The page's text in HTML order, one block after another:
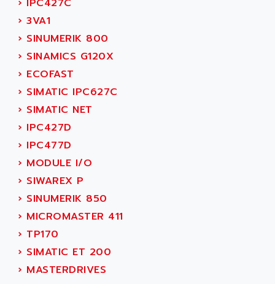
ARGOLUX AS
TSX 21
ALTISTART
TEXT DISPLAY
SIMATIC S5 115U
SINUMERIK 840
SMTBD1
SMT
SMTB
SMT-BSI
CPX37
CE65
ROD 426
SINUMERIK 840C
ATP
AIRPES
AIRWELL
AISA
AIXIA SYSTEMES
AJC BATTERY
AJHUA TECHNOLOGY
AJR DIFFUSION
AK ELECTRONIQUE
AKA
AKER
AKIM AG
AKKU
AKO
ALACATEL
ALARMCOM
ALCATEL
› IPC427C
› 3VA1
› SINUMERIK 800
› SINAMICS G120X
› ECOFAST
› SIMATIC IPC627C
› SIMATIC NET
› IPC427D
› IPC477D
› MODULE I/O
› SIWAREX P
› SINUMERIK 850
› MICROMASTER 411
› TP170
› SIMATIC ET 200
› MASTERDRIVES